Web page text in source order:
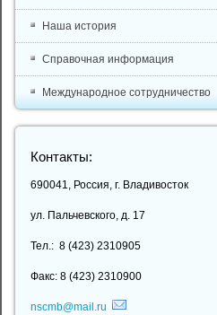
Наша история
Справочная информация
Международное сотрудничество
Контакты:
690041, Россия, г. Владивосток
ул. Пальчевского, д. 17
Тел.: 8 (423) 2310905
Факс: 8 (423) 2310900
nscmb@mail.ru